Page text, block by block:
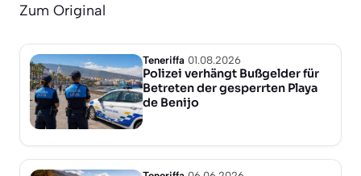
Zum Original
Teneriffa 01.08.2026
Polizei verhängt Bußgelder für
Betreten der gesperrten Playa
de Benijo